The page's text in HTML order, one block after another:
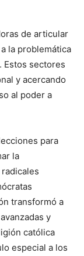
de articular
la problemática
Estos sectores
y acercando
al poder a
para
la
transformó a
y
católica
especial a los